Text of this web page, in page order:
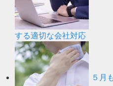
する適切な会社対応
５月